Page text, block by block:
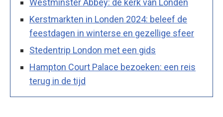
Kerstmarkten in Londen 2024: beleef de
feestdagen in winterse en gezellige sfeer
Stedentrip London met een gids
Hampton Court Palace bezoeken: een reis
terug in de tijd